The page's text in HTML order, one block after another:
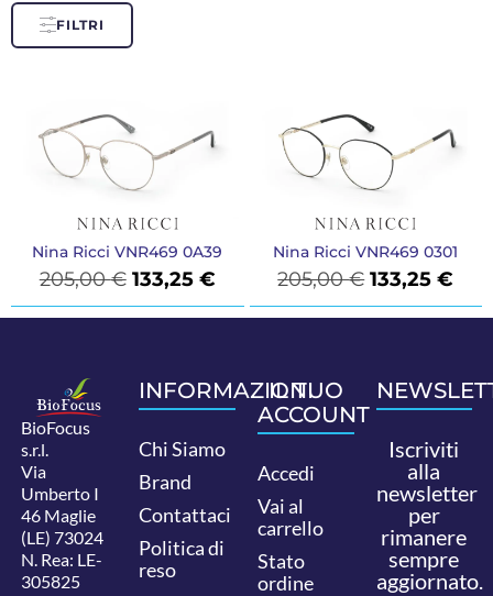
FILTRI
Nina Ricci VNR469 0A39
205,00€ 133,25 €
Nina Ricci VNR469 0301
205,00€ 133,25€
BioFocus
s.r.l.
Via
Umberto I
46 Maglie
(LE) 73024
N. Rea: LE-
305825
INFORMAZIONI
Chi Siamo
Brand
Contattaci
Politica di
reso
IL TUO
ACCOUNT
Accedi
Vai al
carrello
Stato
ordine
Iscriviti
alla
newsletter
per
rimanere
sempre
aggiornato.